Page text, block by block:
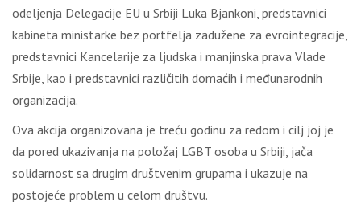
odeljenja Delegacije EU u Srbiji Luka Bjankoni, predstavnici
kabineta ministarke bez portfelja zadužene za evrointegracije,
predstavnici Kancelarije za ljudska i manjinska prava Vlade
Srbije, kao i predstavnici različitih domaćih i međunarodnih
organizacija.
Ova akcija organizovana je treću godinu za redom i cilj joj je
da pored ukazivanja na položaj LGBT osoba u Srbiji, jača
solidarnost sa drugim društvenim grupama i ukazuje na
postojeće problem u celom društvu.